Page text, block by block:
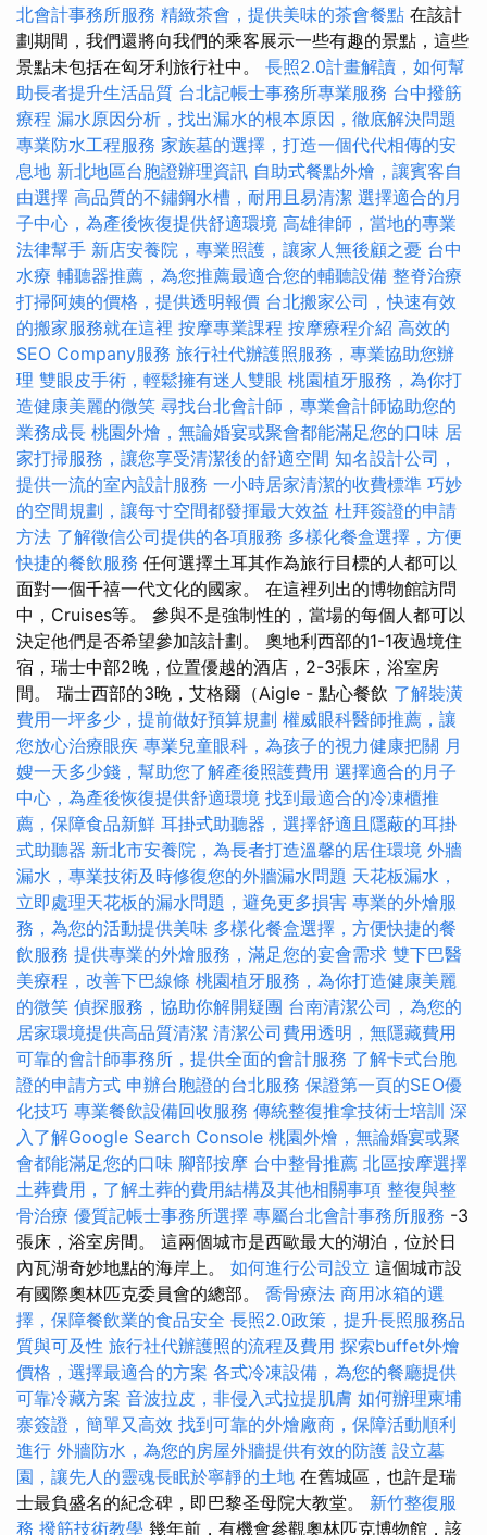
北會計事務所服務 精緻茶會，提供美味的茶會餐點 在該計
劃期間，我們還將向我們的乘客展示一些有趣的景點，這些
景點未包括在匈牙利旅行社中。 長照2.0計畫解讀，如何幫
助長者提升生活品質 台北記帳士事務所專業服務 台中撥筋
療程 漏水原因分析，找出漏水的根本原因，徹底解決問題
專業防水工程服務 家族墓的選擇，打造一個代代相傳的安
息地 新北地區台胞證辦理資訊 自助式餐點外燴，讓賓客自
由選擇 高品質的不鏽鋼水槽，耐用且易清潔 選擇適合的月
子中心，為產後恢復提供舒適環境 高雄律師，當地的專業
法律幫手 新店安養院，專業照護，讓家人無後顧之憂 台中
水療 輔聽器推薦，為您推薦最適合您的輔聽設備 整脊治療
打掃阿姨的價格，提供透明報價 台北搬家公司，快速有效
的搬家服務就在這裡 按摩專業課程 按摩療程介紹 高效的
SEO Company服務 旅行社代辦護照服務，專業協助您辦
理 雙眼皮手術，輕鬆擁有迷人雙眼 桃園植牙服務，為你打
造健康美麗的微笑 尋找台北會計師，專業會計師協助您的
業務成長 桃園外燴，無論婚宴或聚會都能滿足您的口味 居
家打掃服務，讓您享受清潔後的舒適空間 知名設計公司，
提供一流的室內設計服務 一小時居家清潔的收費標準 巧妙
的空間規劃，讓每寸空間都發揮最大效益 杜拜簽證的申請
方法 了解徵信公司提供的各項服務 多樣化餐盒選擇，方便
快捷的餐飲服務 任何選擇土耳其作為旅行目標的人都可以
面對一個千禧一代文化的國家。 在這裡列出的博物館訪問
中，Cruises等。 參與不是強制性的，當場的每個人都可以
決定他們是否希望參加該計劃。 奧地利西部的1-1夜過境住
宿，瑞士中部2晚，位置優越的酒店，2-3張床，浴室房
間。 瑞士西部的3晚，艾格爾（Aigle - 點心餐飲 了解裝潢
費用一坪多少，提前做好預算規劃 權威眼科醫師推薦，讓
您放心治療眼疾 專業兒童眼科，為孩子的視力健康把關 月
嫂一天多少錢，幫助您了解產後照護費用 選擇適合的月子
中心，為產後恢復提供舒適環境 找到最適合的冷凍櫃推
薦，保障食品新鮮 耳掛式助聽器，選擇舒適且隱蔽的耳掛
式助聽器 新北市安養院，為長者打造溫馨的居住環境 外牆
漏水，專業技術及時修復您的外牆漏水問題 天花板漏水，
立即處理天花板的漏水問題，避免更多損害 專業的外燴服
務，為您的活動提供美味 多樣化餐盒選擇，方便快捷的餐
飲服務 提供專業的外燴服務，滿足您的宴會需求 雙下巴醫
美療程，改善下巴線條 桃園植牙服務，為你打造健康美麗
的微笑 偵探服務，協助你解開疑團 台南清潔公司，為您的
居家環境提供高品質清潔 清潔公司費用透明，無隱藏費用
可靠的會計師事務所，提供全面的會計服務 了解卡式台胞
證的申請方式 申辦台胞證的台北服務 保證第一頁的SEO優
化技巧 專業餐飲設備回收服務 傳統整復推拿技術士培訓 深
入了解Google Search Console 桃園外燴，無論婚宴或聚
會都能滿足您的口味 腳部按摩 台中整骨推薦 北區按摩選擇
土葬費用，了解土葬的費用結構及其他相關事項 整復與整
骨治療 優質記帳士事務所選擇 專屬台北會計事務所服務 -3
張床，浴室房間。 這兩個城市是西歐最大的湖泊，位於日
內瓦湖奇妙地點的海岸上。 如何進行公司設立 這個城市設
有國際奧林匹克委員會的總部。 喬骨療法 商用冰箱的選
擇，保障餐飲業的食品安全 長照2.0政策，提升長照服務品
質與可及性 旅行社代辦護照的流程及費用 探索buffet外燴
價格，選擇最適合的方案 各式冷凍設備，為您的餐廳提供
可靠冷藏方案 音波拉皮，非侵入式拉提肌膚 如何辦理柬埔
寨簽證，簡單又高效 找到可靠的外燴廠商，保障活動順利
進行 外牆防水，為您的房屋外牆提供有效的防護 設立墓
園，讓先人的靈魂長眠於寧靜的土地 在舊城區，也許是瑞
士最負盛名的紀念碑，即巴黎圣母院大教堂。 新竹整復服
務 撥筋技術教學 幾年前，有機會參觀奧林匹克博物館，該